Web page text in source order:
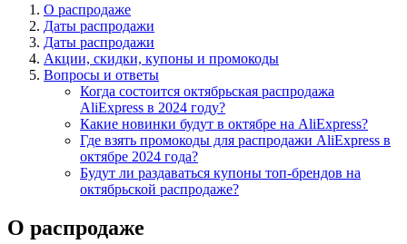
О распродаже
Даты распродажи
Даты распродажи
Акции, скидки, купоны и промокоды
Вопросы и ответы
Когда состоится октябрьская распродажа
AliExpress в 2024 году?
Какие новинки будут в октябре на AliExpress?
Где взять промокоды для распродажи AliExpress в
октябре 2024 года?
Будут ли раздаваться купоны топ-брендов на
октябрьской распродаже?
О распродаже